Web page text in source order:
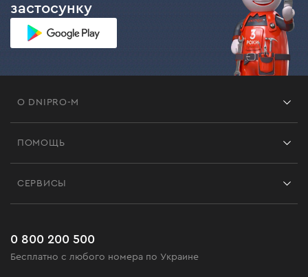
застосунку
О DNIPRO-M
Черная пятница
ПОМОЩЬ
Часто задаваемые вопросы
СЕРВИСЫ
0 800 200 500
Бесплатно с любого номера по Украине